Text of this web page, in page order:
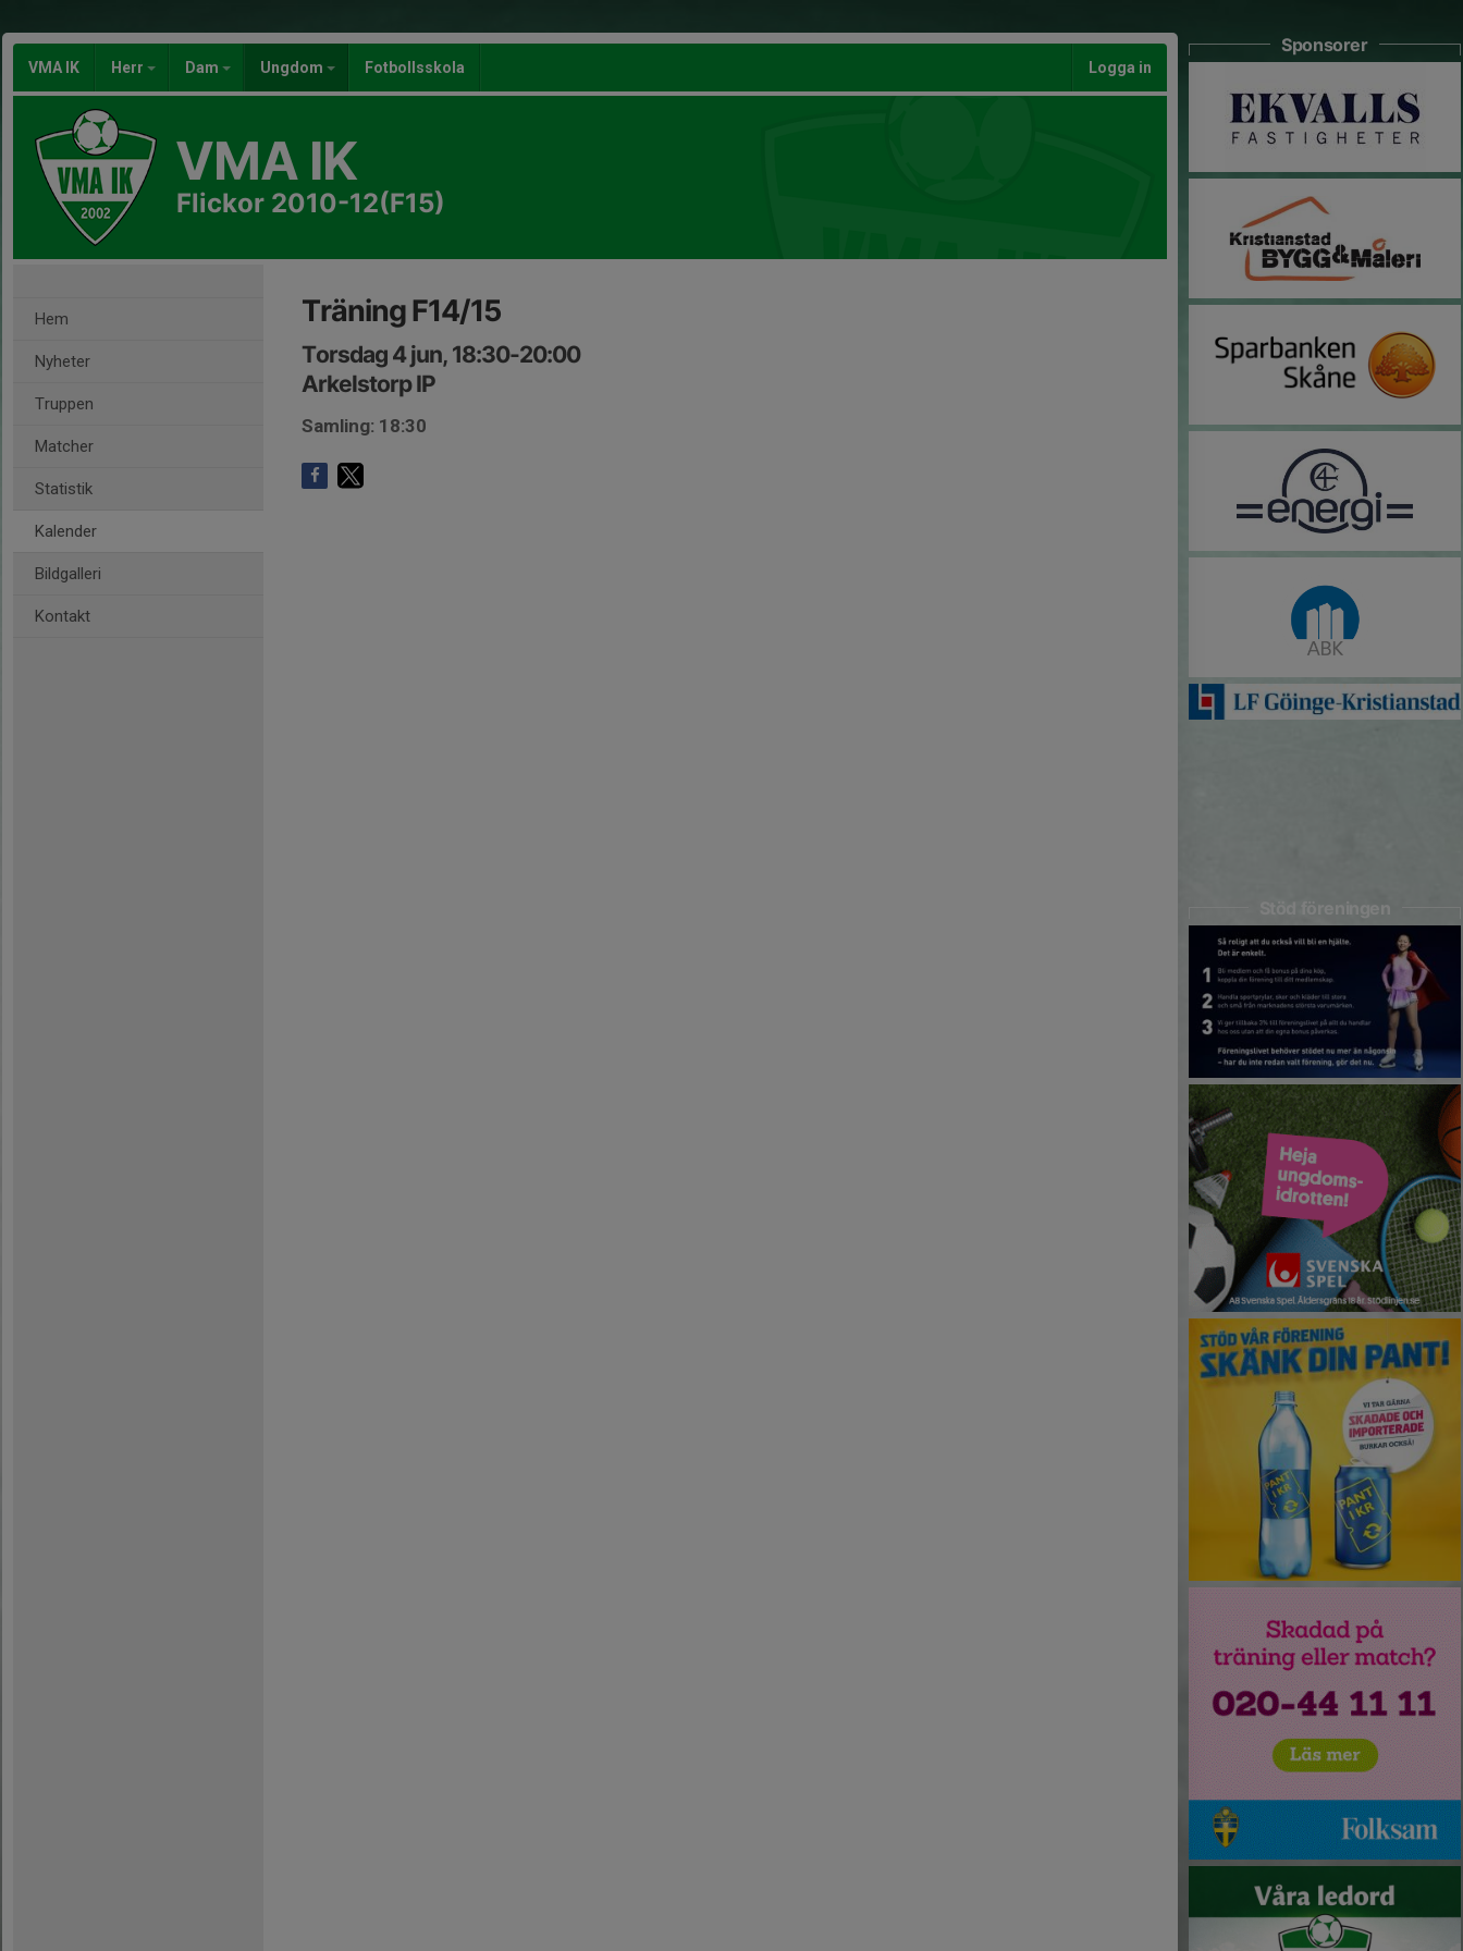
VMA IK Herr Dam Ungdom Fotbollsskola Logga in
VMA IK
Flickor 2010-12(F15)
Hem
Nyheter
Truppen
Matcher
Statistik
Kalender
Bildgalleri
Kontakt
Träning F14/15
Torsdag 4 jun, 18:30-20:00
Arkelstorp IP
Samling: 18:30
Sponsorer
Stöd föreningen